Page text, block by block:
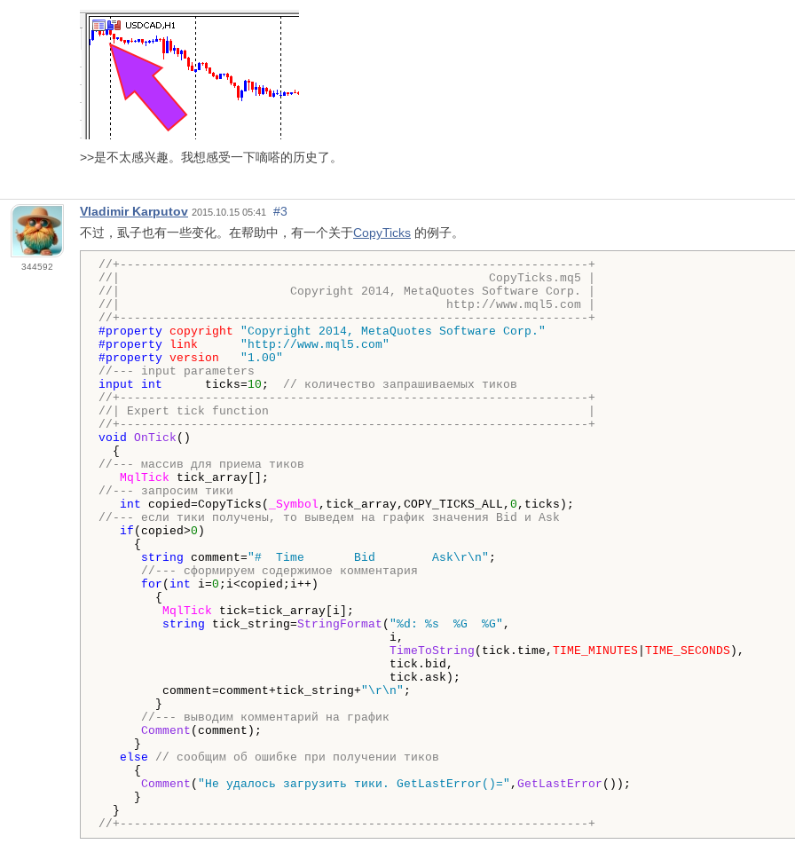
>>是不太感兴趣。我想感受一下嘀嗒的历史了。
344592
Vladimir Karputov 2015.10.15 05:41
#3
不过，虱子也有一些变化。在帮助中，有一个关于CopyTicks 的例子。
//+------------------------------------------------------------------+
//|                                                    CopyTicks.mq5 |
//|                        Copyright 2014, MetaQuotes Software Corp. |
//|                                              http://www.mql5.com |
//+------------------------------------------------------------------+
#property copyright
"Copyright 2014, MetaQuotes Software Corp."
#property link
"http://www.mql5.com"
#property version
"1.00"
//--- input parameters
input
int ticks=10 ; // количество запрашиваемых тиков
//+------------------------------------------------------------------+
//| Expert tick function                                             |
//+------------------------------------------------------------------+
void
OnTick ()
//--- массив для приема тиков
MqlTick
//--- запросим тики
int copied=CopyTicks( _Symbol ,tick_array,COPY_TICKS_ALL, 0
//--- если тики получены, то выведем на график значения Bid и Ask
if (copied>0 )
{
string comment="#  Time       Bid        Ask\r\n" ;
//--- сформируем содержимое комментария
for ( int i=0 ;i<copied;i++)
{
MqlTick tick=tick_array[i];
string tick_string=StringFormat ( "%d: %s  %G  %G" ,
i,
TimeToString (tick.time, TIME_MINUTES TIME_SECONDS),
tick.bid,
tick.ask);
comment=comment+tick_string+"\r\n" ;
}
//--- выводим комментарий на график
Comment (comment);
}
else
// сообщим об ошибке при получении тиков
{
Comment ( "Не удалось загрузить тики. GetLastError()=" , GetLastError ());
}
//+------------------------------------------------------------------+